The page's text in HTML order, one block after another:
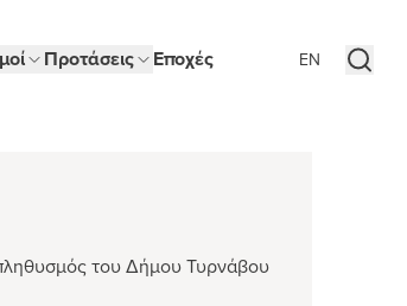
EN
Προτάσεις Εποχές
του Δήμου Τυρνάβου